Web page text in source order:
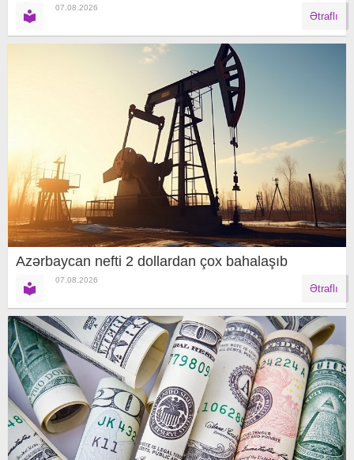
07.08.2026
Ətraflı
Azərbaycan nefti 2 dollardan çox bahalaşıb
07.08.2026
Ətraflı